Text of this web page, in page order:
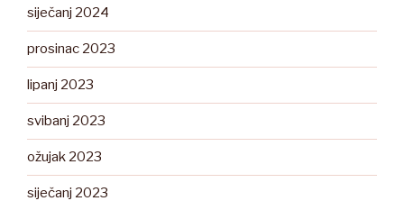
siječanj 2024
prosinac 2023
lipanj 2023
svibanj 2023
ožujak 2023
siječanj 2023